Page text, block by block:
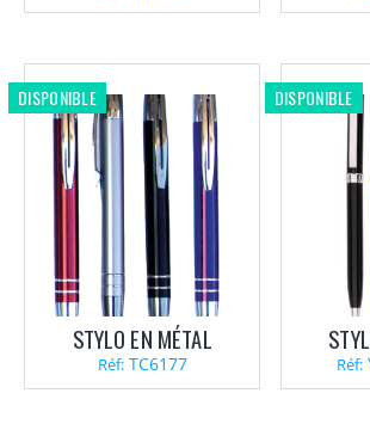
STYLO EN MÉTAL
Réf:TC6177
DISPONIBLE
Réf:
DISPONIBLE